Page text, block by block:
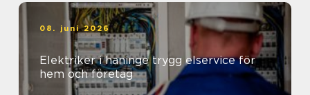
08. juni 2026
Elektriker i haninge trygg elservice för
hem och företag